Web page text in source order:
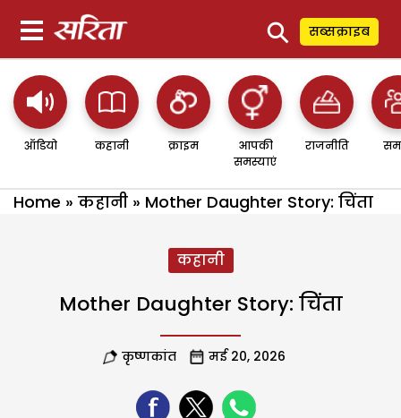
⚲ सब्सक्राइब
ऑडियो कहानी क्राइम
आपकी
समस्याएं
राजनीति
Home » कहानी » Mother Daughter Story: चिंता
कहानी
Mother Daughter Story: चिंता
कृष्णकांत मई 20, 2026